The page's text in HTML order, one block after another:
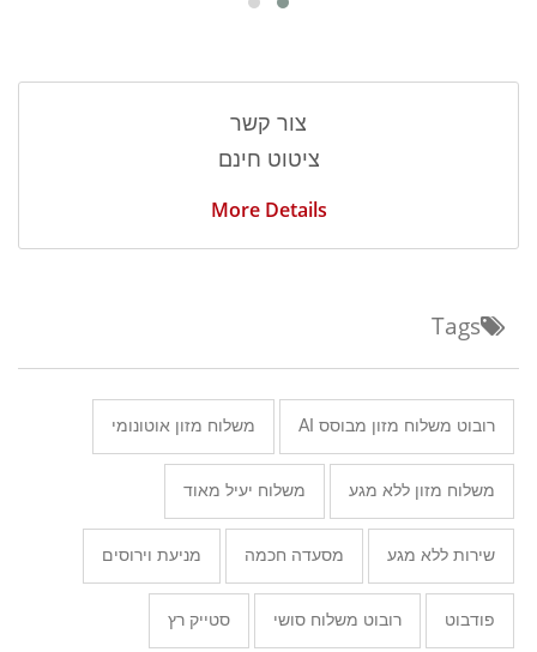
צור קשר
ציטוט חינם
More Details
Tags
רובוט משלוח מזון מבוסס AI משלוח מזון אוטונומי
משלוח מזון ללא מגע משלוח יעיל מאוד
שירות ללא מגע מסעדה חכמה מניעת וירוסים
פודבוט רובוט משלוח סושי סטייק רץ